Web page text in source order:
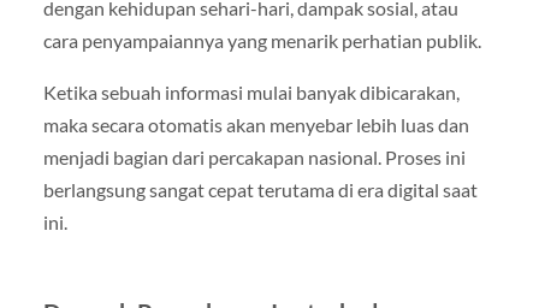
dengan kehidupan sehari-hari, dampak sosial, atau
cara penyampaiannya yang menarik perhatian publik.
Ketika sebuah informasi mulai banyak dibicarakan,
maka secara otomatis akan menyebar lebih luas dan
menjadi bagian dari percakapan nasional. Proses ini
berlangsung sangat cepat terutama di era digital saat
ini.